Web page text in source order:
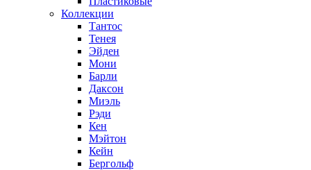
Коллекции
Тантос
Тенея
Эйден
Мони
Барли
Даксон
Миэль
Рэди
Кен
Мэйтон
Кейн
Бергольф